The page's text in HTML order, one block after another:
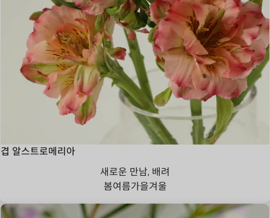
겹 알스트로메리아
새로운 만남, 배려
봄여름가을겨울